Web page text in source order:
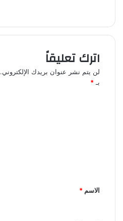
اترك تعليقاً
لن يتم نشر عنوان بريدك الإلكتروني.
بـ *
الاسم *